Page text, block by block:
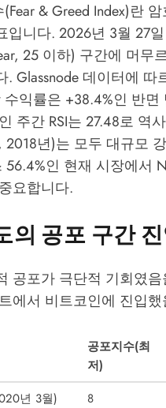
& Greed Index)란
입니다. 2026년 3월 27
25 이하) 구간에 머무
. Glassnode 데이터에 따
익률은 +38.4%인 반
주간 RSI는 27.48로 역
2018년)는 모두 대규모
56.4%인 현재 시장에서
요합니다.
의 공포 구간
공포가 극단적 기회였
에서 비트코인에 진입
공포지수(최
저)
년 3월)
8